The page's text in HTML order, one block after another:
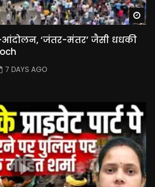
आंदोलन, ‘जंतर-मंतर’ जैसी धधकी
7 DAYS AGO